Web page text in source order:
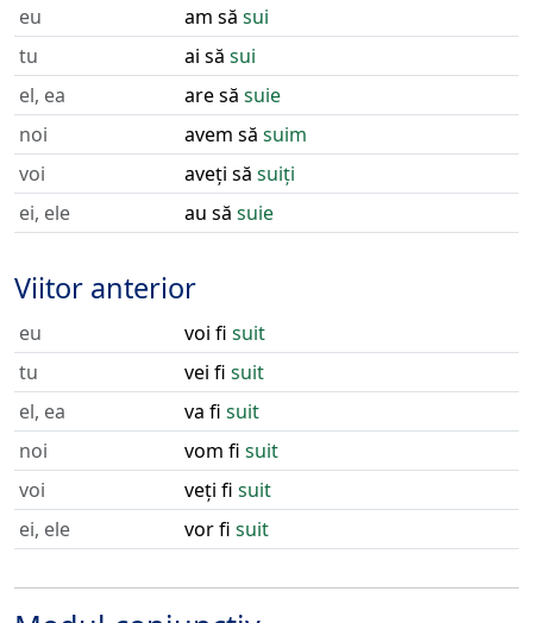
eu am să sui
tu
ai să sui
el, ea
are să suie
noi
avem să suim
voi
aveți să suiți
ei, ele
au să suie
Viitor anterior
eu voi fi suit
tu
vei fi suit
el, ea
va fi suit
noi
vom fi suit
voi
veți fi suit
ei, ele
vor fi suit